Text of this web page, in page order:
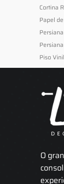
Cortina
Papel
Piso
O